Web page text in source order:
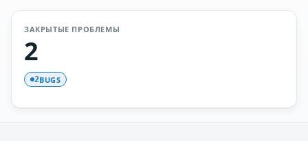
ЗАКРЫТЫЕ ПРОБЛЕМЫ
2
2BUGS